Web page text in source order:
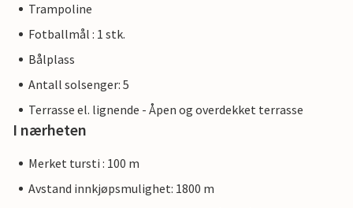
Trampoline
Fotballmål : 1 stk.
Bålplass
Antall solsenger: 5
Terrasse el. lignende - Åpen og overdekket terrasse
I nærheten
Merket tursti : 100 m
Avstand innkjøpsmulighet: 1800 m